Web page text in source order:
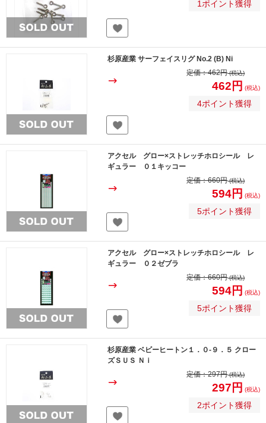
1ポイント獲得
杉原産業 サーフェイスリグ No.2 (B) Ni
定価：462円(税込)
462円 (税込)
4ポイント獲得
アクセル グロー×ストレッチホロシール レ
ギュラー ０１キッコー
定価：660円(税込)
594円 (税込)
5ポイント獲得
アクセル グロー×ストレッチホロシール レ
ギュラー ０２ゼブラ
定価：660円(税込)
594円 (税込)
5ポイント獲得
杉原産業 ベビーヒートン１．０-９．５ クロー
ズＳＵＳ Ｎｉ
定価：297円(税込)
297円 (税込)
2ポイント獲得